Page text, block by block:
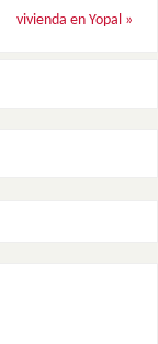
vivienda en Yopal »